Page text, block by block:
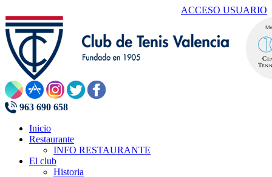
ACCESO USUARIO
963 690 658
Inicio
Restaurante
INFO RESTAURANTE
El club
Historia